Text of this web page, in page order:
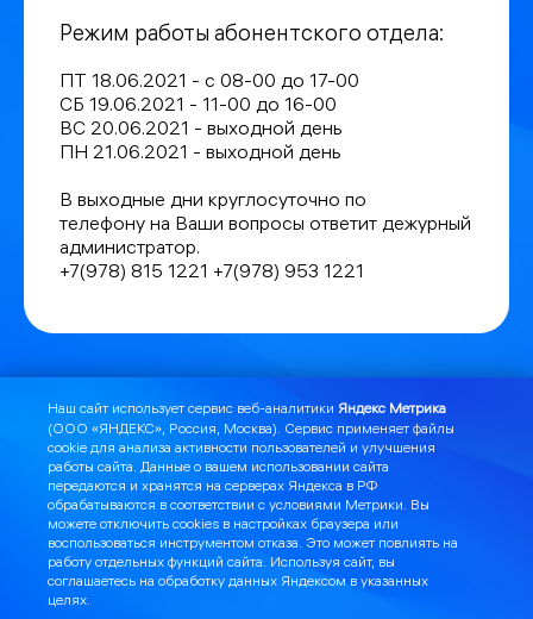
Режим работы абонентского отдела:
ПТ 18.06.2021 - с 08-00 до 17-00
СБ 19.06.2021 - 11-00 до 16-00
ВС 20.06.2021 - выходной день
ПН 21.06.2021 - выходной день
В выходные дни круглосуточно по
телефону на Ваши вопросы ответит дежурный
администратор.
+7(978) 815 1221 +7(978) 953 1221
Я могу помочь: Найти DOMNET.me в ВК
Найти лицензии и шаблоны документов
Наш сайт использует сервис веб-аналитики Яндекс Метрика
(ООО «ЯНДЕКС», Россия, Москва). Сервис применяет файлы
cookie для анализа активности пользователей и улучшения
работы сайта. Данные о вашем использовании сайта
передаются и хранятся на серверах Яндекса в РФ
обрабатываются в соответствии с условиями Метрики. Вы
можете отключить cookies в настройках браузера или
воспользоваться инструментом отказа. Это может повлиять на
работу отдельных функций сайта. Используя сайт, вы
соглашаетесь на обработку данных Яндексом в указанных
целях.